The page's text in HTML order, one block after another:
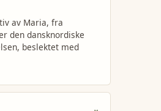
av Maria, fra
den dansknordiske
beslektet med